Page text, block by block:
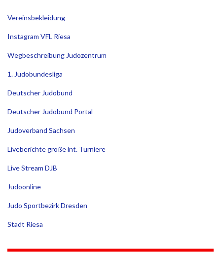
Vereinsbekleidung
Instagram VFL Riesa
Wegbeschreibung Judozentrum
1. Judobundesliga
Deutscher Judobund
Deutscher Judobund Portal
Judoverband Sachsen
Liveberichte große int. Turniere
Live Stream DJB
Judoonline
Judo Sportbezirk Dresden
Stadt Riesa